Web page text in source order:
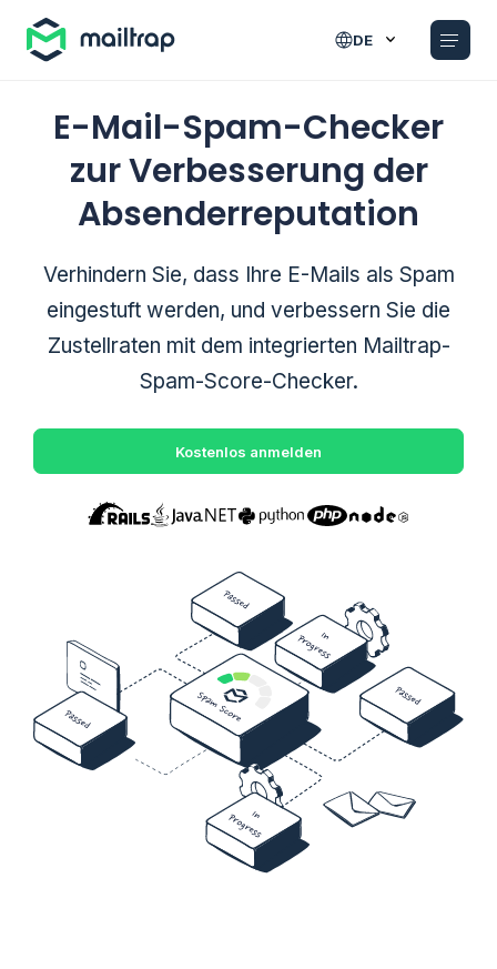
DE
E-Mail-Spam-Checker
zur Verbesserung der
Absenderreputation
Verhindern Sie, dass Ihre E-Mails als Spam
eingestuft werden, und verbessern Sie die
Zustellraten mit dem integrierten Mailtrap-
Spam-Score-Checker.
Kostenlos anmelden